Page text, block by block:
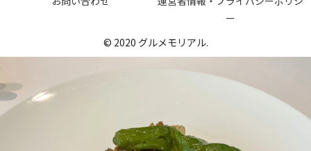
ー
© 2020 グルメモリアル.